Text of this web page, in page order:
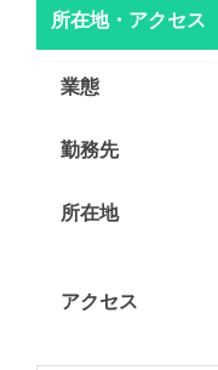
所在地・アクセス
業態
勤務先
所在地
アクセス